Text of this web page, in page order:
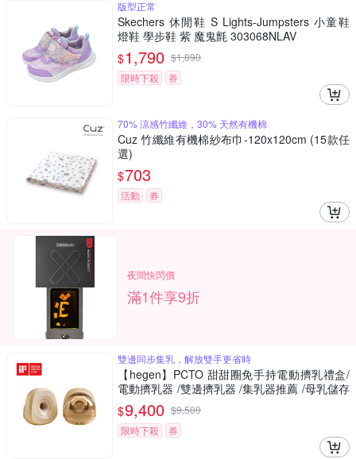
版型正常
Skechers 休閒鞋 S Lights-Jumpsters 小童鞋
燈鞋 學步鞋 紫 魔鬼氈 303068NLAV
$1,790 $1,890
限時下殺
券
70% 涼感竹纖維，30% 天然有機棉
Cuz 竹纖維有機棉紗布巾-120x120cm (15款任
選)
$703
活動 券
夜間快閃價
滿1件享9折
雙邊同步集乳，解放雙手更省時
【hegen】PCTO 甜甜圈免手持電動擠乳禮盒/
電動擠乳器 /雙邊擠乳器 /集乳器推薦 /母乳儲存
罐 /哺乳媽媽用品
$9,400 $9,500
限時下殺
券